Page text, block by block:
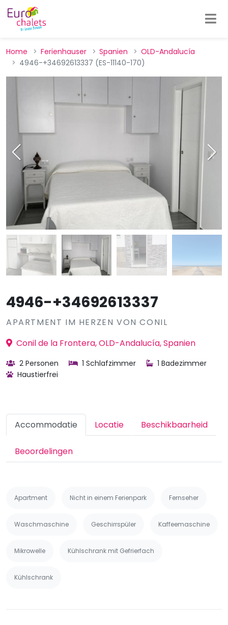
Home Ferienhauser Spanien
OLD-Andalucía
4946-+34692613337 (ES-11140-170)
4946-+34692613337
APARTMENT IM HERZEN VON CONIL
Conil de la Frontera, OLD-Andalucía, Spanien
2 Personen 1 Schlafzimmer
1 Badezimmer
Haustierfrei
Accommodatie Locatie Beschikbaarheid
Beoordelingen
Apartment Nicht in einem Ferienpark Fernseher
Waschmaschine Geschirrspüler Kaffeemaschine
Mikrowelle Kühlschrank mit Gefrierfach
Kühlschrank